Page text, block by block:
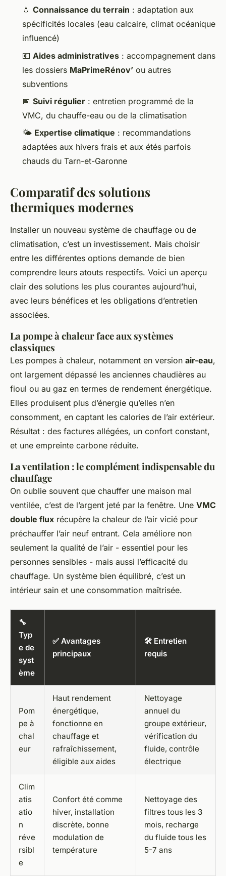
💧 Connaissance du terrain : adaptation aux
spécificités locales (eau calcaire, climat océanique
influencé)
💶 Aides administratives : accompagnement dans
les dossiers MaPrimeRénov’ ou autres
subventions
📅 Suivi régulier : entretien programmé de la
VMC, du chauffe-eau ou de la climatisation
🌤️ Expertise climatique : recommandations
adaptées aux hivers frais et aux étés parfois
chauds du Tarn-et-Garonne
Comparatif des solutions
thermiques modernes
Installer un nouveau système de chauffage ou de
climatisation, c’est un investissement. Mais choisir
entre les différentes options demande de bien
comprendre leurs atouts respectifs. Voici un aperçu
clair des solutions les plus courantes aujourd’hui,
avec leurs bénéfices et les obligations d’entretien
associées.
La pompe à chaleur face aux systèmes
classiques
Les pompes à chaleur, notamment en version air-eau,
ont largement dépassé les anciennes chaudières au
fioul ou au gaz en termes de rendement énergétique.
Elles produisent plus d’énergie qu’elles n’en
consomment, en captant les calories de l’air extérieur.
Résultat : des factures allégées, un confort constant,
et une empreinte carbone réduite.
La ventilation : le complément indispensable du
chauffage
On oublie souvent que chauffer une maison mal
ventilée, c’est de l’argent jeté par la fenêtre. Une VMC
double flux récupère la chaleur de l’air vicié pour
préchauffer l’air neuf entrant. Cela améliore non
seulement la qualité de l’air - essentiel pour les
personnes sensibles - mais aussi l’efficacité du
chauffage. Un système bien équilibré, c’est un
intérieur sain et une consommation maîtrisée.
🔧
Typ
e de
syst
ème
✅ Avantages
principaux
🛠️ Entretien
requis
Pom
pe à
chal
eur
Haut rendement
énergétique,
fonctionne en
chauffage et
rafraîchissement,
éligible aux aides
Nettoyage
annuel du
groupe extérieur,
vérification du
fluide, contrôle
électrique
Clim
atis
atio
n
réve
rsibl
e
Confort été comme
hiver, installation
discrète, bonne
modulation de
température
Nettoyage des
filtres tous les 3
mois, recharge
du fluide tous les
5-7 ans